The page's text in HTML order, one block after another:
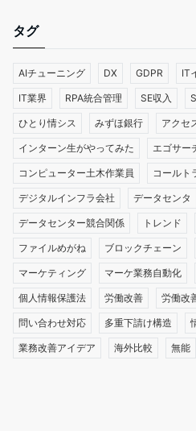
タグ
AIチューニング DX GDPR IT
IT業界 RPA統合管理 SE収入
ひとり情シス みずほ銀行 アクセ
インターン生がやってみた エゴサー
コンピューター土木作業員 コールト
デジタルインフラ会社 データセンタ
データセンター競合関係 トレンド
ファイルめがね ブロックチェーン
マーケティング マーケ業務自動化
個人情報保護法 労働改善 労働改
問い合わせ対応 多重下請け構造
業務改善アイデア 海外比較 無能